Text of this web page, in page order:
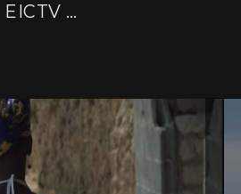
Presentado por EICTV Escuela Internacional de Cine y TV de San Antonio de los Baños. Cuba